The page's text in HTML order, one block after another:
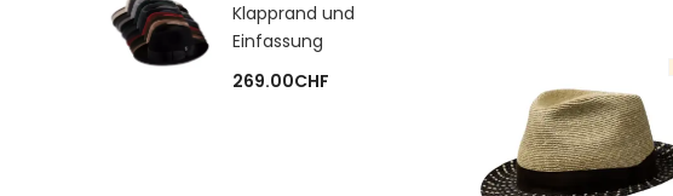
Klapprand und
Einfassung
269.00CHF